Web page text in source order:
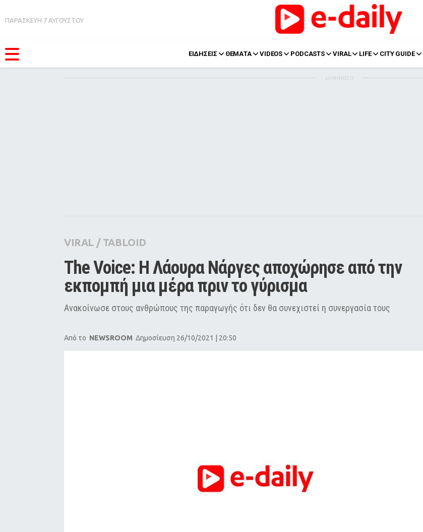
ΠΑΡΑΣΚΕΥΗ 7 ΑΥΓΟΥΣΤΟΥ
ΕΙΔΗΣΕΙΣ ΘΕΜΑΤΑ VIDEOS PODCASTS VIRAL LIFE CITY GUIDE
Pop Culture
Agenda
ΔΙΑΦΗΜΙΣΗ
VIRAL / TABLOID
The Voice: Η Λάουρα Νάργες αποχώρησε από την
εκπομπή μια μέρα πριν το γύρισμα
Ανακοίνωσε στους ανθρώπους της παραγωγής ότι δεν θα συνεχιστεί η συνεργασία τους
Από το NEWSROOM Δημοσίευση 26/10/2021 | 20:50